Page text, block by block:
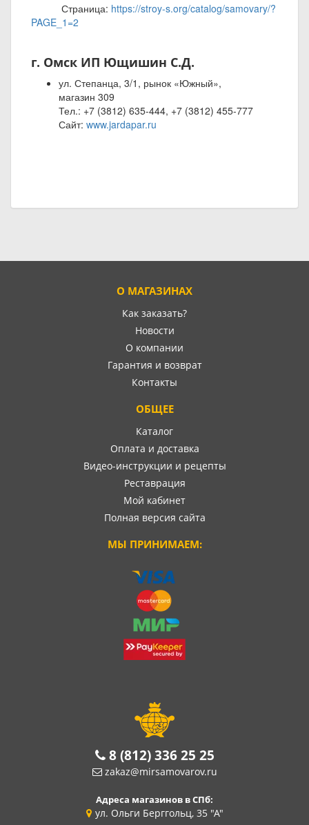
Страница: https://stroy-s.org/catalog/samovary/?
PAGE_1=2
г. Омск ИП Ющишин С.Д.
ул. Степанца, 3/1, рынок «Южный»,
магазин 309
Тел.: +7 (3812) 635-444, +7 (3812) 455-777
Сайт: www.jardapar.ru
О МАГАЗИНАХ
Как заказать?
Новости
О компании
Гарантия и возврат
Контакты
ОБЩЕЕ
Каталог
Оплата и доставка
Видео-инструкции и рецепты
Реставрация
Мой кабинет
Полная версия сайта
МЫ ПРИНИМАЕМ:
8 (812) 336 25 25
zakaz@mirsamovarov.ru
Адреса магазинов в СПб:
ул. Ольги Берггольц, 35 "А"